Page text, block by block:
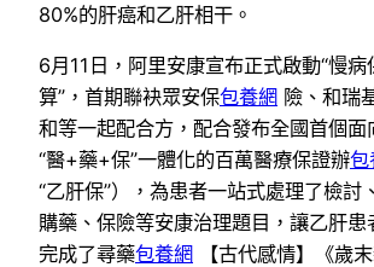
80%的肝癌和乙肝相干。
6月11日，阿里安康宣布正式啟動“慢病
算”，首期聯袂眾安保包養網 險、和瑞
和等一起配合方，配合發布全國首個面
“醫+藥+保”一體化的百萬醫療保證辦包
“乙肝保”），為患者一站式處理了檢討
購藥、保險等安康治理題目，讓乙肝患
完成了尋藥包養網 【古代感情】《歲